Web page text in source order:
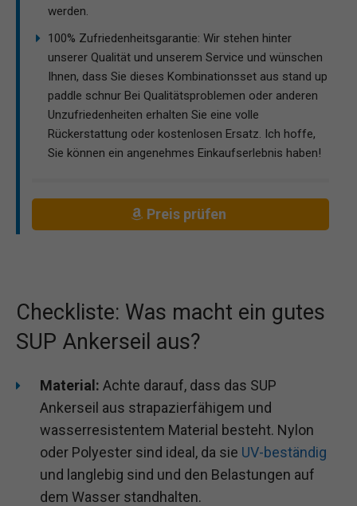
werden.
100% Zufriedenheitsgarantie: Wir stehen hinter
unserer Qualität und unserem Service und wünschen
Ihnen, dass Sie dieses Kombinationsset aus stand up
paddle schnur Bei Qualitätsproblemen oder anderen
Unzufriedenheiten erhalten Sie eine volle
Rückerstattung oder kostenlosen Ersatz. Ich hoffe,
Sie können ein angenehmes Einkaufserlebnis haben!
Preis prüfen
Checkliste: Was macht ein gutes
SUP Ankerseil aus?
Material: Achte darauf, dass das SUP
Ankerseil aus strapazierfähigem und
wasserresistentem Material besteht. Nylon
oder Polyester sind ideal, da sie UV-beständig
und langlebig sind und den Belastungen auf
dem Wasser standhalten.